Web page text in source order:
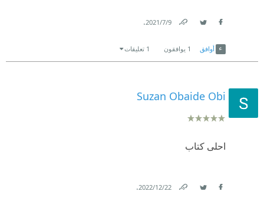
9‏/7‏/2021
.
أوافق 1 يوافقون 1 تعليقات
Suzan Obaide Obi
احلى كتاب
22‏/12‏/2022
.